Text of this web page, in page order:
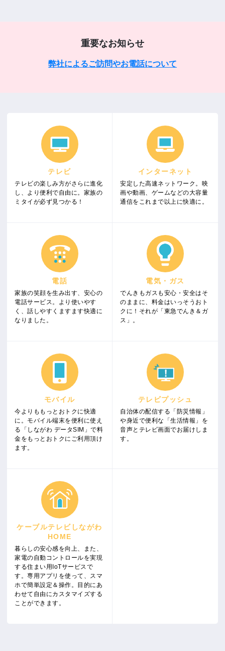
重要なお知らせ
弊社によるご訪問やお電話について
テレビ
テレビの楽しみ方がさらに進化
し、より便利で自由に。家族の
ミタイが必ず見つかる！
インターネット
安定した高速ネットワーク。映
画や動画、ゲームなどの大容量
通信をこれまで以上に快適に。
電話
家族の笑顔を生み出す、安心の
電話サービス。より使いやす
く、話しやすくますます快適に
なりました。
電気・ガス
でんきもガスも安心・安全はそ
のままに、料金はいっそうおト
クに！それが「東急でんき＆ガ
ス」。
モバイル
今よりももっとおトクに快適
に。モバイル端末を便利に使え
る「しながわ データSIM」で料
金をもっとおトクにご利用頂け
ます。
テレビプッシュ
自治体の配信する「防災情報」
や身近で便利な「生活情報」を
音声とテレビ画面でお届けしま
す。
ケーブルテレビしながわ
HOME
暮らしの安心感を向上、また、
家電の自動コントロールを実現
する住まい用IoTサービスで
す。専用アプリを使って、スマ
ホで簡単設定＆操作。目的にあ
わせて自由にカスタマイズする
ことができます。